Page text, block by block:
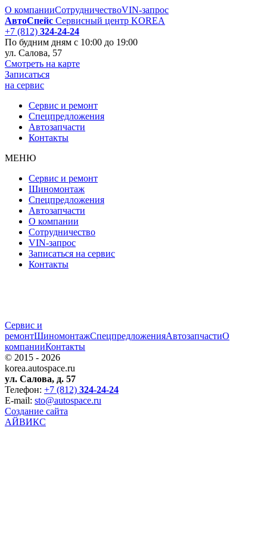
О компанииСотрудничествоVIN-запрос
АвтоСпейс Сервисный центр KOREA
+7 (812) 324-24-24
По будним дням с 10:00 до 19:00
ул. Салова, 57
Смотреть на карте
Записаться
на сервис
Сервис и ремонт
Спецпредложения
Автозапчаcти
Контакты
МЕНЮ
Сервис и ремонт
Шиномонтаж
Спецпредложения
Автозапчаcти
О компании
Сотрудничество
VIN-запрос
Записаться на сервис
Контакты
Сервис и
ремонтШиномонтажСпецпредложенияАвтозапчаcтиО
компанииКонтакты
© 2015 - 2026
korea.autospace.ru
ул. Салова, д. 57
Телефон: +7 (812) 324-24-24
E-mail: sto@autospace.ru
Создание сайта
АЙВИКС